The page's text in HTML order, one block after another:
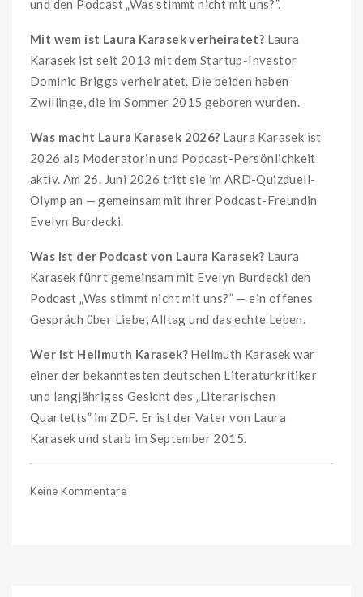
und den Podcast „Was stimmt nicht mit uns?”.
Mit wem ist Laura Karasek verheiratet? Laura
Karasek ist seit 2013 mit dem Startup-Investor
Dominic Briggs verheiratet. Die beiden haben
Zwillinge, die im Sommer 2015 geboren wurden.
Was macht Laura Karasek 2026? Laura Karasek ist
2026 als Moderatorin und Podcast-Persönlichkeit
aktiv. Am 26. Juni 2026 tritt sie im ARD-Quizduell-
Olymp an — gemeinsam mit ihrer Podcast-Freundin
Evelyn Burdecki.
Was ist der Podcast von Laura Karasek? Laura
Karasek führt gemeinsam mit Evelyn Burdecki den
Podcast „Was stimmt nicht mit uns?” — ein offenes
Gespräch über Liebe, Alltag und das echte Leben.
Wer ist Hellmuth Karasek? Hellmuth Karasek war
einer der bekanntesten deutschen Literaturkritiker
und langjähriges Gesicht des „Literarischen
Quartetts” im ZDF. Er ist der Vater von Laura
Karasek und starb im September 2015.
Keine Kommentare